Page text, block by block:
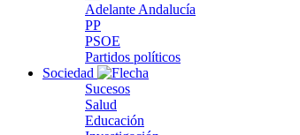
Adelante Andalucía
PP
PSOE
Partidos políticos
Sociedad
Sucesos
Salud
Educación